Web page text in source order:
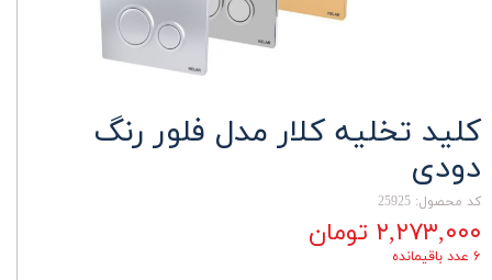
کلید تخلیه کلار مدل فلور رنگ
دودی
کد محصول: 25925
۲,۲۷۳,۰۰۰ تومان
۶ عدد باقیمانده